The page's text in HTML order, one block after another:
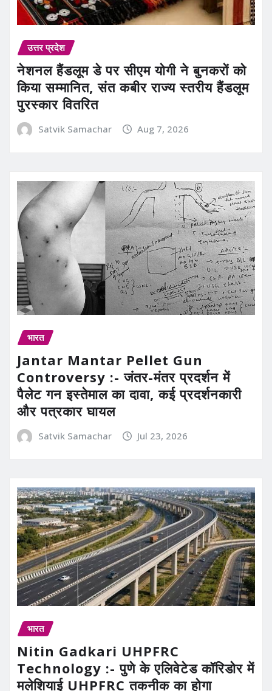
उत्तर प्रदेश
नेशनल हैंडलूम डे पर सीएम योगी ने बुनकरों को
किया सम्मानित, संत कबीर राज्य स्तरीय हैंडलूम
पुरस्कार वितरित
Satvik Samachar Aug 7, 2026
भारत
Jantar Mantar Pellet Gun
Controversy :- जंतर-मंतर प्रदर्शन में
पैलेट गन इस्तेमाल का दावा, कई प्रदर्शनकारी
और पत्रकार घायल
Satvik Samachar Jul 23, 2026
भारत
Nitin Gadkari UHPFRC
Technology :- पुणे के एलिवेटेड कॉरिडोर में
मलेशियाई UHPFRC तकनीक का होगा